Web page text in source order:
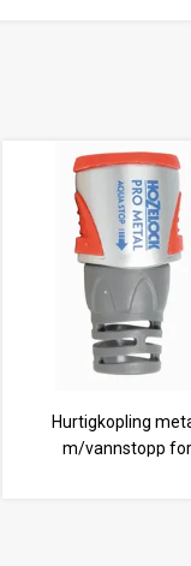
Hurtigkopling
m/vannstopp for